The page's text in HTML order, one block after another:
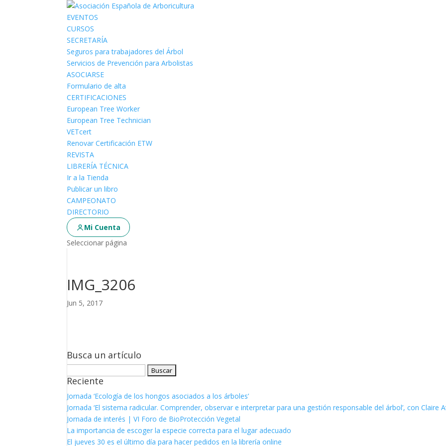
EVENTOS
CURSOS
SECRETARÍA
Seguros para trabajadores del Árbol
Servicios de Prevención para Arbolistas
ASOCIARSE
Formulario de alta
CERTIFICACIONES
European Tree Worker
European Tree Technician
VETcert
Renovar Certificación ETW
REVISTA
LIBRERÍA TÉCNICA
Ir a la Tienda
Publicar un libro
CAMPEONATO
DIRECTORIO
Mi Cuenta
Seleccionar página
IMG_3206
Jun 5, 2017
Busca un artículo
Reciente
Jornada ‘Ecología de los hongos asociados a los árboles’
Jornada ‘El sistema radicular. Comprender, observar e interpretar para una gestión responsable del árbol’, con Claire
Jornada de interés | VI Foro de BioProtección Vegetal
La importancia de escoger la especie correcta para el lugar adecuado
El jueves 30 es el último día para hacer pedidos en la librería online